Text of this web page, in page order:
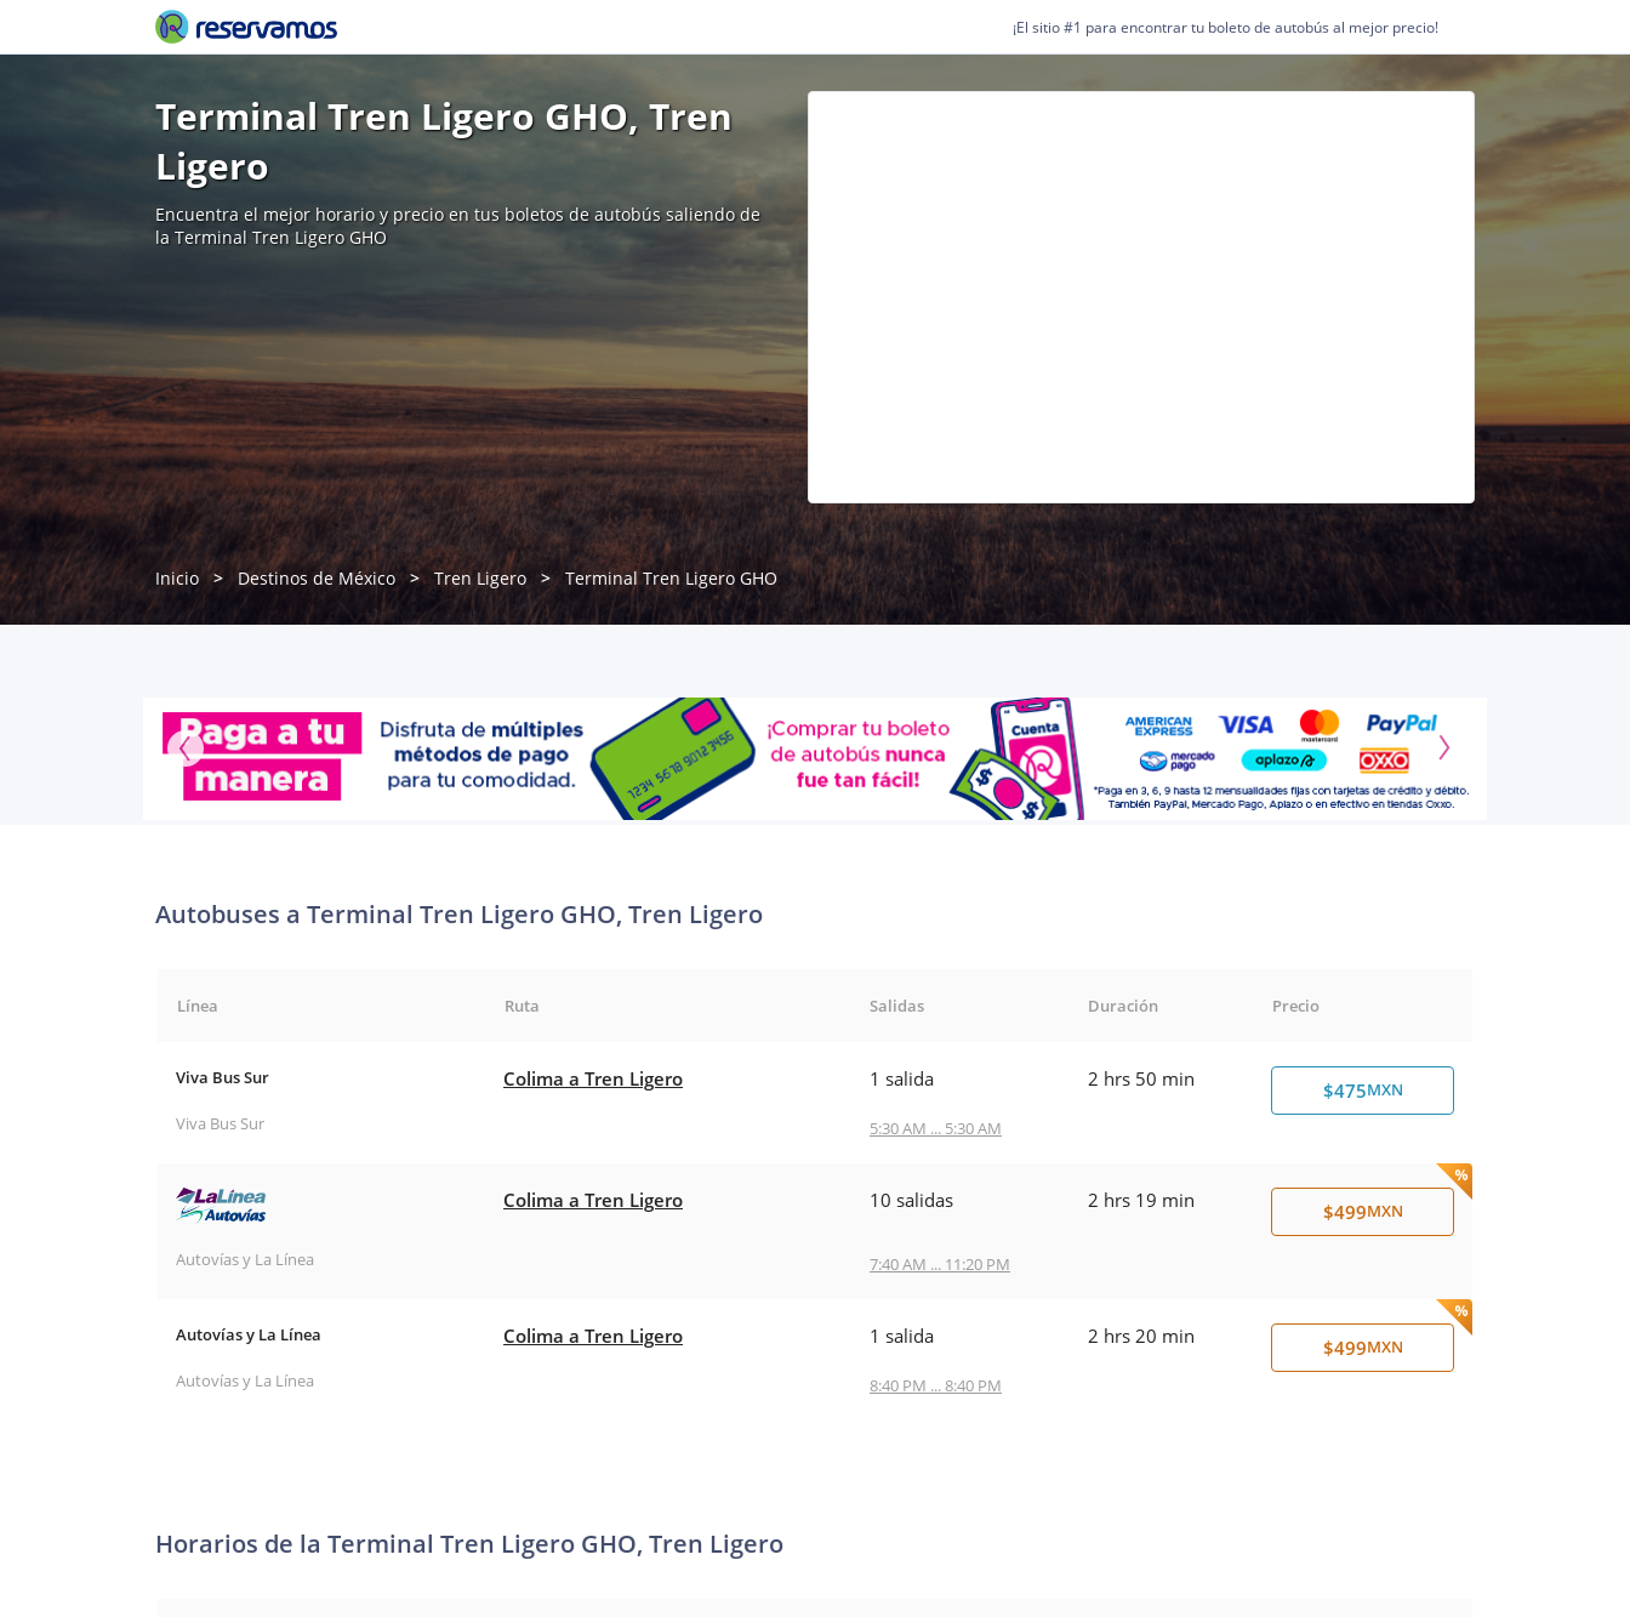
¡El sitio #1 para encontrar tu boleto de autobús al mejor precio!
Terminal Tren Ligero GHO, Tren
Ligero
Encuentra el mejor horario y precio en tus boletos de autobús saliendo de
la Terminal Tren Ligero GHO
Inicio Destinos de México Tren Ligero Terminal Tren Ligero GHO
Autobuses a Terminal Tren Ligero GHO, Tren Ligero
Línea Ruta Salidas Duración Precio
Viva Bus Sur
Viva Bus Sur
Colima a Tren Ligero 1 salida
5:30 AM ... 5:30 AM
2 hrs 50 min $475MXN
Autovías y La Línea
Colima a Tren Ligero 10 salidas
7:40 AM ... 11:20 PM
2 hrs 19 min $499MXN
Autovías y La Línea
Autovías y La Línea
Colima a Tren Ligero 1 salida
8:40 PM ... 8:40 PM
2 hrs 20 min $499MXN
Horarios de la Terminal Tren Ligero GHO, Tren Ligero